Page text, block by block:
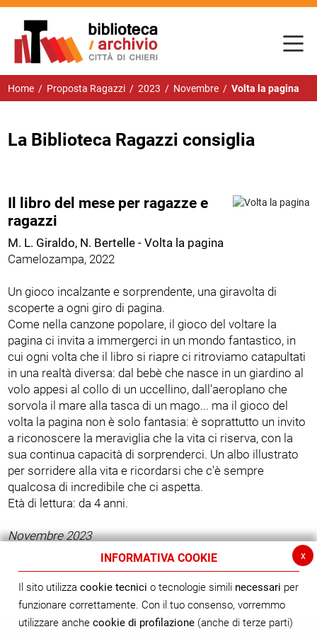
Home / Proposta Ragazzi / 2023 / Novembre / Volta la pagina
La Biblioteca Ragazzi consiglia
Il libro del mese per ragazze e
ragazzi
M. L. Giraldo, N. Bertelle - Volta la pagina
Camelozampa, 2022
Un gioco incalzante e sorprendente, una giravolta di
scoperte a ogni giro di pagina.
Come nella canzone popolare, il gioco del voltare la
pagina ci invita a immergerci in un mondo fantastico, in
cui ogni volta che il libro si riapre ci ritroviamo catapultati
in una realtà diversa: dal bebè che nasce in un giardino al
volo appesi al collo di un uccellino, dall'aeroplano che
sorvola il mare alla tasca di un mago... ma il gioco del
volta la pagina non è solo fantasia: è soprattutto un invito
a riconoscere la meraviglia che la vita ci riserva, con la
sua continua capacità di sorprenderci. Un albo illustrato
per sorridere alla vita e ricordarsi che c'è sempre
qualcosa di incredibile che ci aspetta.
Età di lettura: da 4 anni.
Novembre 2023
x
INFORMATIVA COOKIE
Il sito utilizza cookie tecnici o tecnologie simili necessari per
funzionare correttamente. Con il tuo consenso, vorremmo
utilizzare anche cookie di profilazione(anche di terze parti)